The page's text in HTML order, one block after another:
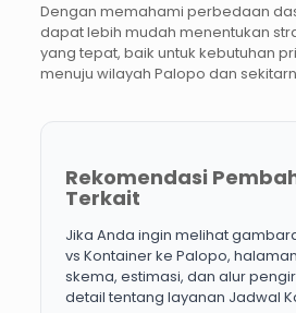
Dengan memahami perbedaan
dapat lebih mudah menentukan
yang tepat, baik untuk kebutuhan
menuju wilayah Palopo dan
Rekomendasi
Terkait
Jika Anda ingin melihat
vs Kontainer ke Palopo,
skema, estimasi, dan alur
detail tentang layanan Jadwal